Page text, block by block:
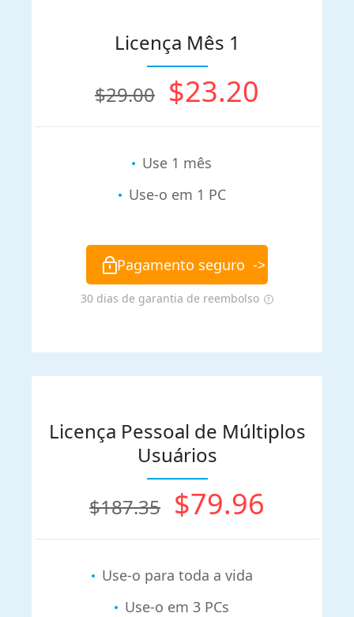
Licença Mês 1
$29.00 $23.20
Use 1 mês
Use-o em 1 PC
Pagamento seguro ->
30 dias de garantia de reembolso
Licença Pessoal de Múltiplos
Usuários
$187.35 $79.96
Use-o para toda a vida
Use-o em 3 PCs